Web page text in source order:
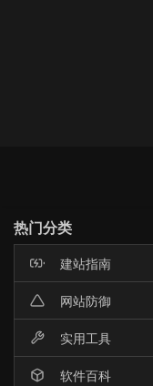
热门分类
建站指南
网站防御
实用工具
软件百科